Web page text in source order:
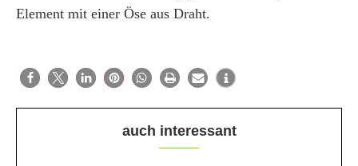
Element mit einer Öse aus Draht.
auch interessant